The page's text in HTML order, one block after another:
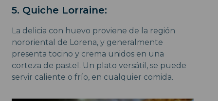
5. Quiche Lorraine:
La delicia con huevo proviene de la región
nororiental de Lorena, y generalmente
presenta tocino y crema unidos en una
corteza de pastel. Un plato versátil, se puede
servir caliente o frío, en cualquier comida.